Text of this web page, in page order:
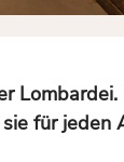
für jeden